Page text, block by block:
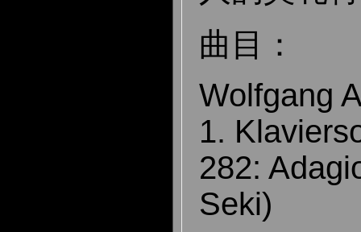
曲目：
Wolfgang
1.
282:
Seki)